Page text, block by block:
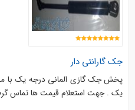
جک گارانتی دار
پخش جک گازی المانی درجه یک با
یک . جهت استعلام قیمت ها تماس